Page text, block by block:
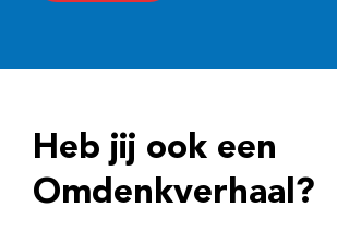
r
e
Heb jij ook een
Omdenkverhaal?